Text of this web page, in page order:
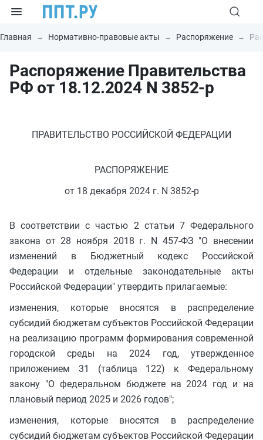
Главная Нормативно-правовые акты Распоряжение
Распоряжение Правительства
РФ от 18.12.2024 N 3852-р
ПРАВИТЕЛЬСТВО РОССИЙСКОЙ ФЕДЕРАЦИИ
РАСПОРЯЖЕНИЕ
от 18 декабря 2024 г. N 3852-р
В соответствии с частью 2 статьи 7 Федерального
закона от 28 ноября 2018 г. N 457-ФЗ "О внесении
изменений в Бюджетный кодекс Российской
Федерации и отдельные законодательные акты
Российской Федерации" утвердить прилагаемые:
изменения, которые вносятся в распределение
субсидий бюджетам субъектов Российской Федерации
на реализацию программ формирования современной
городской среды на 2024 год, утвержденное
приложением 31 (таблица 122) к Федеральному
закону "О федеральном бюджете на 2024 год и на
плановый период 2025 и 2026 годов";
изменения, которые вносятся в распределение
субсидий бюджетам субъектов Российской Федерации